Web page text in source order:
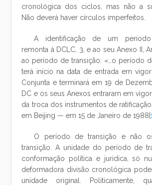
cronológica dos ciclos, mas não a
Não deverá haver círculos imperfeitos.
A identificação de um
remonta à DCLC, 3, e ao seu Anexo II,
ao período de transição: «…o período
terá início na data de entrada em
Conjunta e terminará em 19 de
DC e os seus Anexos entraram em
da troca dos instrumentos de
em Beijing — em 15 de Janeiro de 1988[
O período de transição e não
transição. A unidade do período de
conformação política e jurídica, só
deformadora divisão cronológica
unidade original. Politicamente,